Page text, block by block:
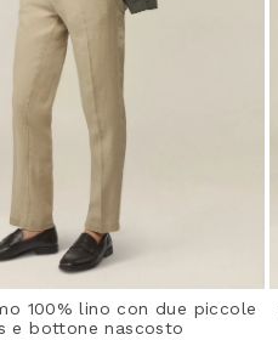
100% lino con due piccole
e bottone nascosto